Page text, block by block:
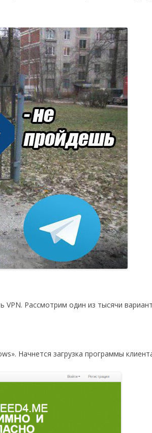
Рассмотрим один из тысячи
Начнется загрузка программы